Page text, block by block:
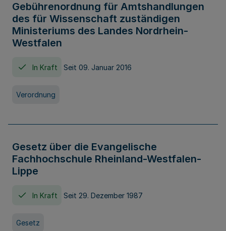
Gebührenordnung für Amtshandlungen
des für Wissenschaft zuständigen
Ministeriums des Landes Nordrhein-
Westfalen
In Kraft Seit 09. Januar 2016
Verordnung
Gesetz über die Evangelische
Fachhochschule Rheinland-Westfalen-
Lippe
In Kraft Seit 29. Dezember 1987
Gesetz